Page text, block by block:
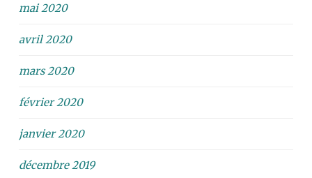
mai 2020
avril 2020
mars 2020
février 2020
janvier 2020
décembre 2019